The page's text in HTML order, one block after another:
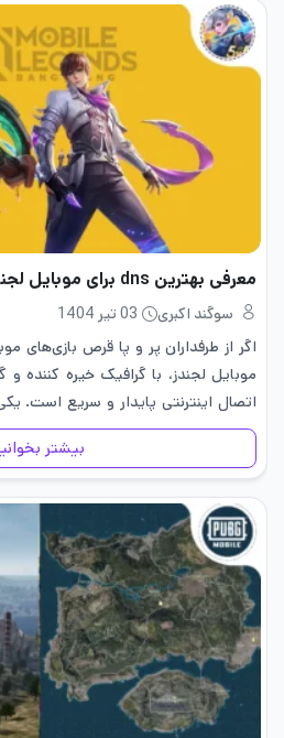
معرفی بهترین dns برای موبایل لجندز – 5 دی ان اس
سوگند اکبری
03 تیر 1404
اگر از طرفداران پر و پا قرص بازی‌های
موبایل لجندز، با گرافیک خیره‌ کننده و
اتصال اینترنتی پایدار و سریع است.
استفاده از DNS‌های…
بیشتر